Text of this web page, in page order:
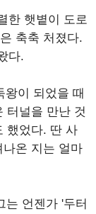
한 햇볕이 도로
축축 처졌다.
다.
왕이 되었을 때
터널을 만난 것
했었다. 딴 사
온 지는 얼마
는 언젠가 '두터